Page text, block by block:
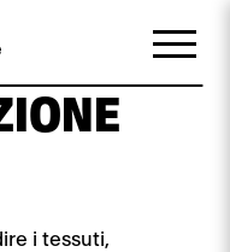
i tessuti,